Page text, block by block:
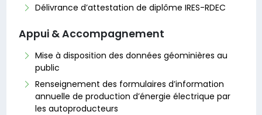
Délivrance d’attestation de diplôme IRES-RDEC
Appui & Accompagnement
Mise à disposition des données géominières au
public
Renseignement des formulaires d’information
annuelle de production d’énergie électrique par
les autoproducteurs